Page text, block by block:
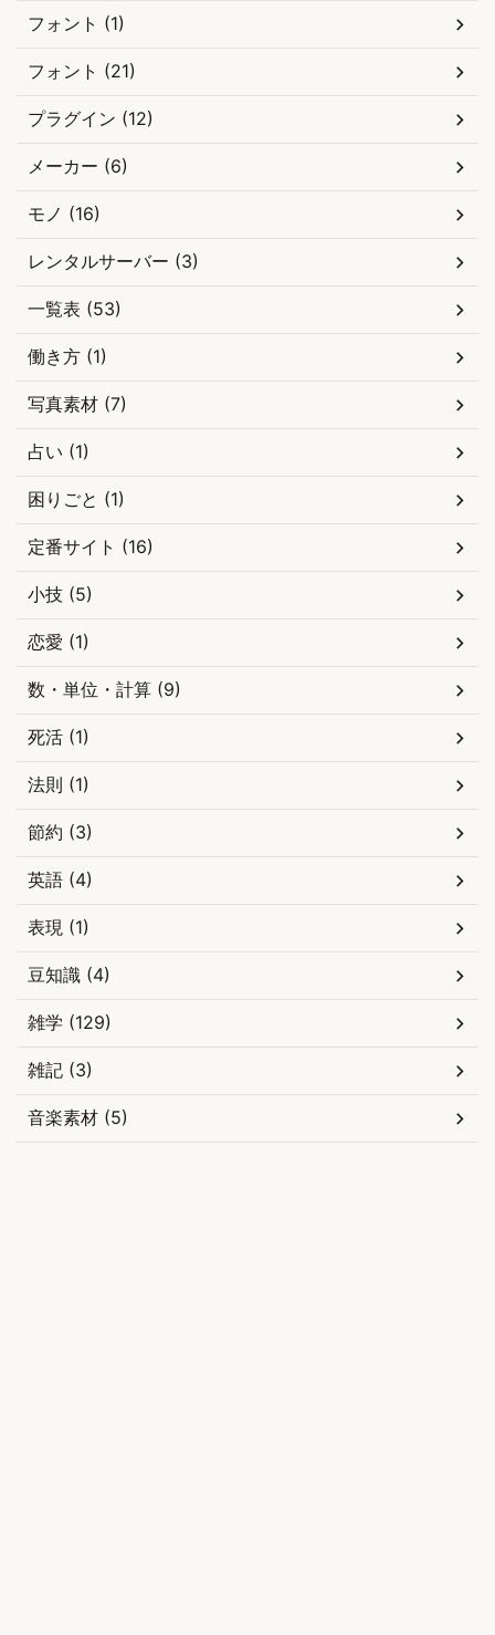
フォント (1)
フォント (21)
プラグイン (12)
メーカー (6)
モノ (16)
レンタルサーバー (3)
一覧表 (53)
働き方 (1)
写真素材 (7)
占い (1)
困りごと (1)
定番サイト (16)
小技 (5)
恋愛 (1)
数・単位・計算 (9)
死活 (1)
法則 (1)
節約 (3)
英語 (4)
表現 (1)
豆知識 (4)
雑学 (129)
雑記 (3)
音楽素材 (5)